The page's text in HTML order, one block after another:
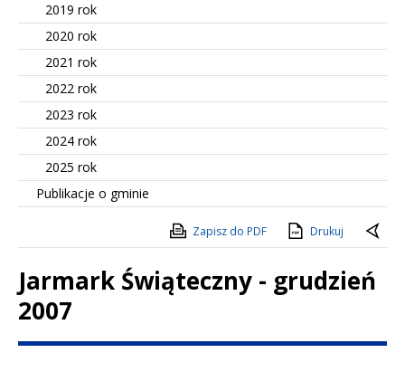
2019 rok
2020 rok
2021 rok
2022 rok
2023 rok
2024 rok
2025 rok
Publikacje o gminie
Zapisz do PDF Drukuj
Jarmark Świąteczny - grudzień
2007
Treść